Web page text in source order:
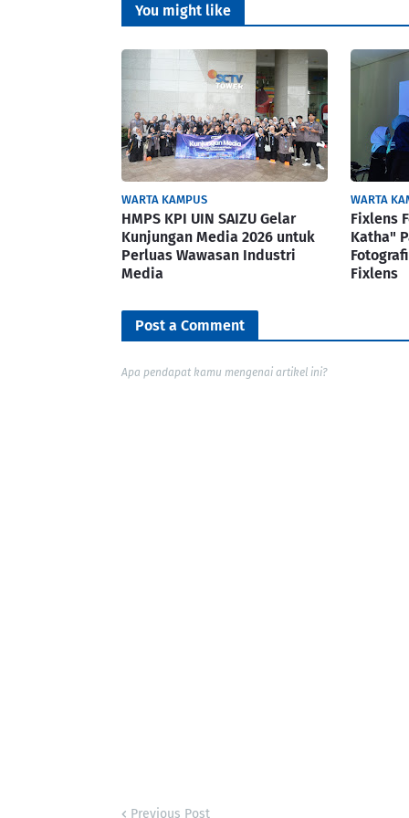
You might like
WARTA KAMPUS
HMPS KPI UIN SAIZU Gelar
Kunjungan Media 2026 untuk
Perluas Wawasan Industri
Media
WARTA
Fixlens
Katha"
Fixlens
Post a Comment
Apa pendapat kamu mengenai artikel ini?
Previous Post